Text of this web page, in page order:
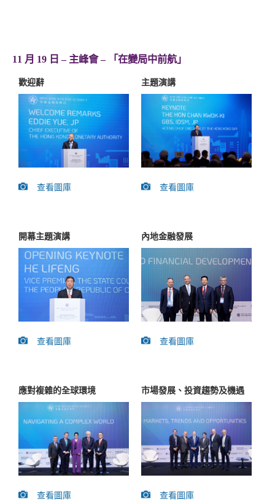
11 月 19 日 – 主峰會 – 「在變局中前航」
歡迎辭
查看圖庫
主題演講
查看圖庫
開幕主題演講
查看圖庫
內地金融發展
查看圖庫
應對複雜的全球環境
查看圖庫
市場發展、投資趨勢及機遇
查看圖庫